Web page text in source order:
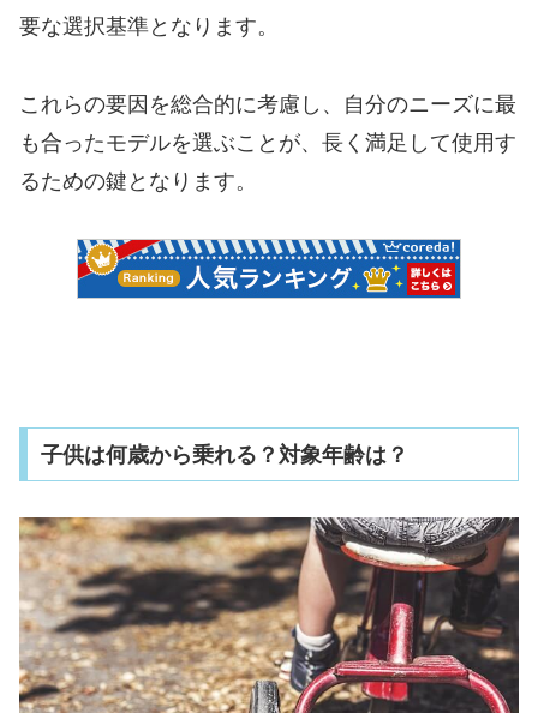
要な選択基準となります。
これらの要因を総合的に考慮し、自分のニーズに最
も合ったモデルを選ぶことが、長く満足して使用す
るための鍵となります。
子供は何歳から乗れる？対象年齢は？